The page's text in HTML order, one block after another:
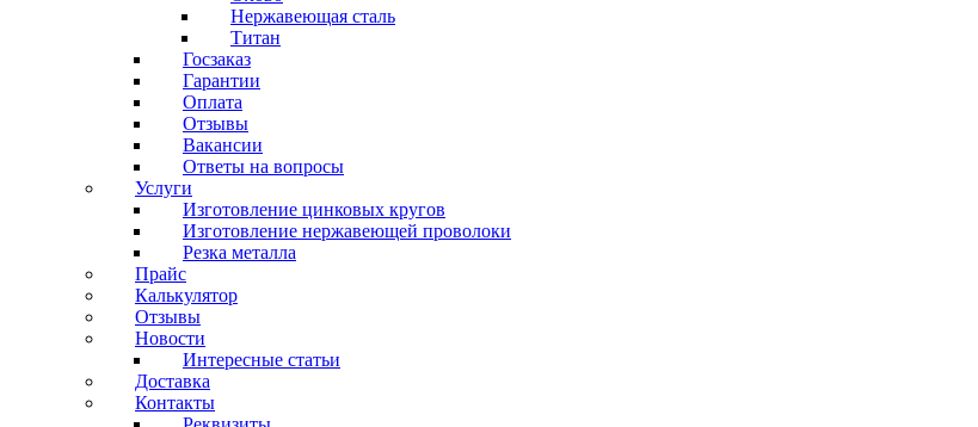
Нержавеющая сталь
Титан
Госзаказ
Гарантии
Оплата
Отзывы
Вакансии
Ответы на вопросы
Услуги
Изготовление цинковых кругов
Изготовление нержавеющей проволоки
Резка металла
Прайс
Калькулятор
Отзывы
Новости
Интересные статьи
Доставка
Контакты